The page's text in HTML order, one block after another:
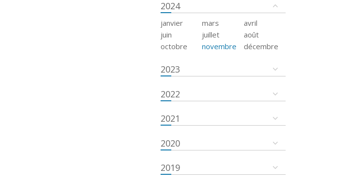
2024
janvier mars
avril
juin
juillet
août
octobre
novembre décembre
2023
2022
2021
2020
2019